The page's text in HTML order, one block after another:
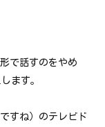
で話すのをやめ
ます。
すね）のテレビド